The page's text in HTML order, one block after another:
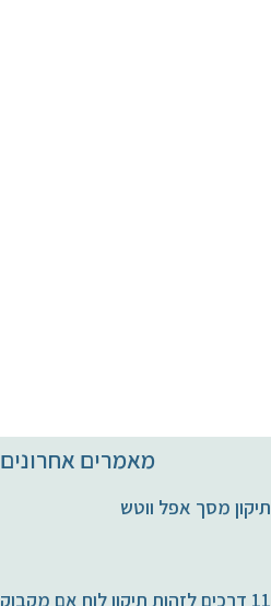
מאמרים אחרונים
תיקון מסך אפל ווטש
11 דרכים לזהות תיקון לוח אם מקבוק